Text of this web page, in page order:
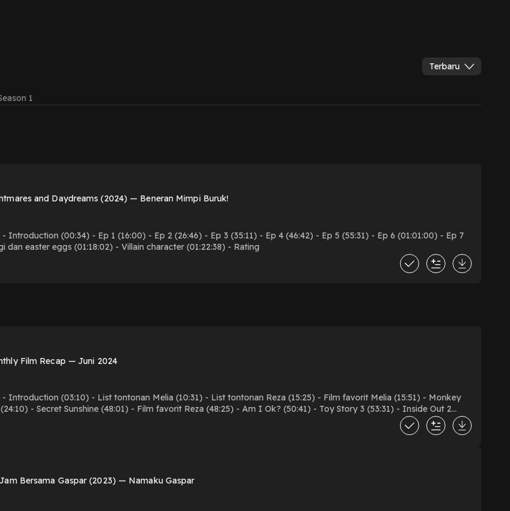
Terbaru
1
and Daydreams (2024) — Beneran Mimpi Buruk!
Introduction (00:34) - Ep 1 (16:00) - Ep 2 (26:46) - Ep 3 (35:11) - Ep 4 (46:42) - Ep 5 (55:31) - Ep 6 (01:01:00) - Ep 7
dan easter eggs (01:18:02) - Villain character (01:22:38) - Rating
Film Recap — Juni 2024
Introduction (03:10) - List tontonan Melia (10:31) - List tontonan Reza (15:25) - Film favorit Melia (15:51) - Monkey
- Secret Sunshine (48:01) - Film favorit Reza (48:25) - Am I Ok? (50:41) - Toy Story 3 (53:31) - Inside Out 2
- Undo (01:08:18) - Comrades Almost A Love Story (01:21:53) - Made in Hong Kong (01:26:55) - Closing
Bersama Gaspar (2023) — Namaku Gaspar